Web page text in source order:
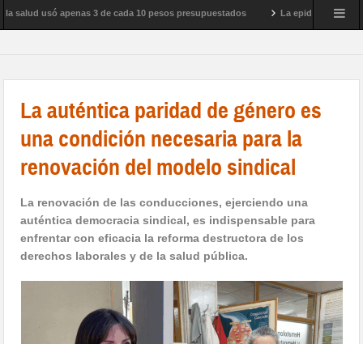
usó apenas 3 de cada 10 pesos presupuestados La epidemia de
La auténtica paridad de género es
una condición necesaria para la
renovación del modelo sindical
La renovación de las conducciones, ejerciendo una
auténtica democracia sindical, es indispensable para
enfrentar con eficacia la reforma destructora de los
derechos laborales y de la salud pública.